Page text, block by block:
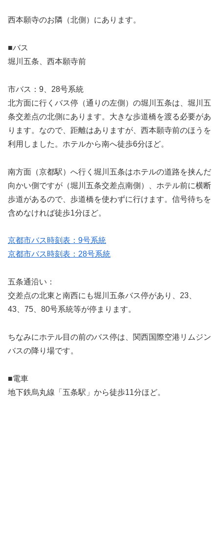
西本願寺のお隣（北側）にあります。
■バス
堀川五条、西本願寺前
市バス：9、28号系統
北方面に行くバス停（通りの左側）の堀川五条は、堀川五
条交差点の北側にあります。大きな歩道橋を渡る必要があ
ります。なので、距離はありますが、西本願寺前のほうを
利用しました。ホテルから南へ徒歩6分ほど。
南方面（京都駅）へ行く堀川五条はホテルの道路を挟んだ
向かい側ですが（堀川五条交差点南側）、ホテル前に横断
歩道があるので、歩道橋を使わずに行けます。信号待ちを
含めなければ徒歩1分ほど。
京都市バス時刻表：9号系統
京都市バス時刻表：28号系統
五条通沿い：
交差点の北東と南西にも堀川五条バス停があり、23、
43、75、80号系統等が停まります。
ちなみにホテル目の前のバス停は、関西国際空港リムジン
バスの降り場です。
■電車
地下鉄烏丸線「五条駅」から徒歩11分ほど。